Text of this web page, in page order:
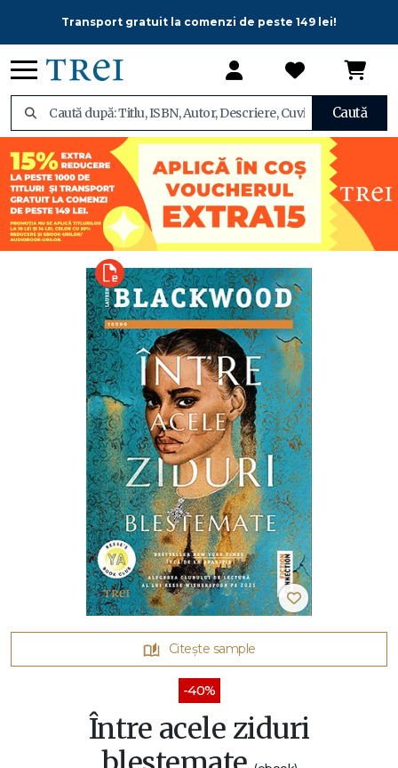
Transport gratuit la comenzi de peste 149 lei!
Caută
Citește sample
-40%
Între acele ziduri